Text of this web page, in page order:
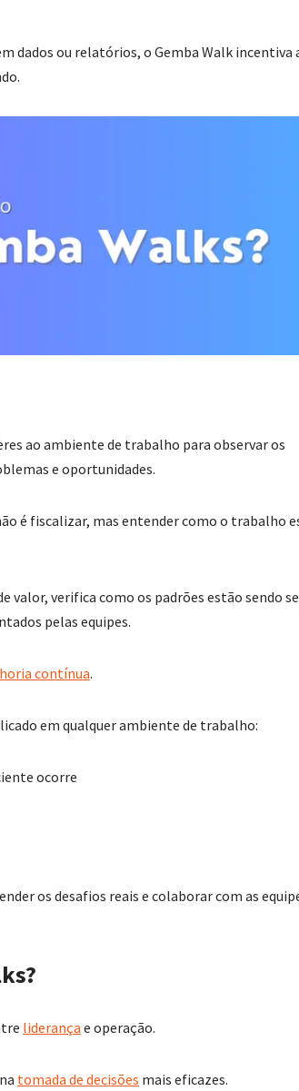
dados ou relatórios, o Gemba Walk incentiva
ao ambiente de trabalho para observar os
e oportunidades.
é fiscalizar, mas entender como o trabalho
valor, verifica como os padrões estão sendo
pelas equipes.
contínua.
em qualquer ambiente de trabalho:
ocorre
os desafios reais e colaborar com as
liderança e operação.
tomada de decisões mais eficazes.